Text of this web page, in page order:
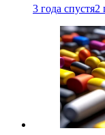
3 года спустя2